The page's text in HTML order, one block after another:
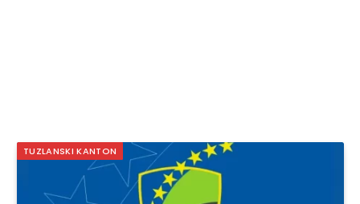
TUZLANSKI KANTON